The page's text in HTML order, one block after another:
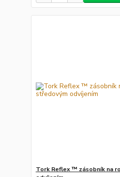
Tork Reflex ™ zásobník na